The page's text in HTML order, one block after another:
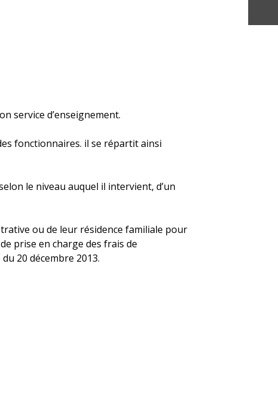
service d’enseignement.
fonctionnaires. il se répartit ainsi
le niveau auquel il intervient, d’un
ou de leur résidence familiale pour
prise en charge des frais de
20 décembre 2013.